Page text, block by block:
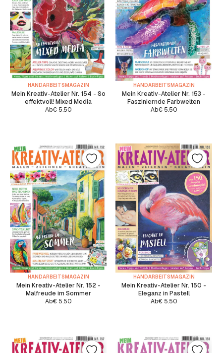
HANDARBEITSMAGAZIN
Mein Kreativ-Atelier Nr. 154 - So
effektvoll! Mixed Media
Ab€5.50
HANDARBEITSMAGAZIN
Mein Kreativ-Atelier Nr. 153 -
Fasziniernde Farbwelten
Ab€5.50
HANDARBEITSMAGAZIN
Mein Kreativ-Atelier Nr. 152 -
Malfreude im Sommer
Ab€5.50
HANDARBEITSMAGAZIN
Mein Kreativ-Atelier Nr. 150 -
Eleganz in Pastell
Ab€5.50